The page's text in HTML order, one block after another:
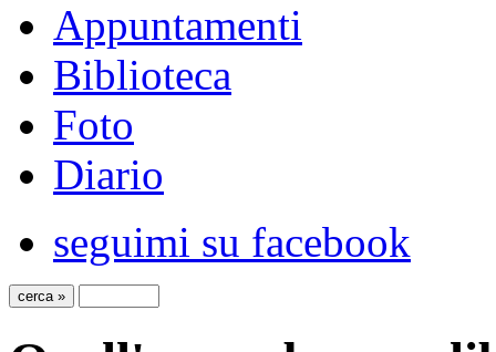
Appuntamenti
Biblioteca
Foto
Diario
seguimi su facebook